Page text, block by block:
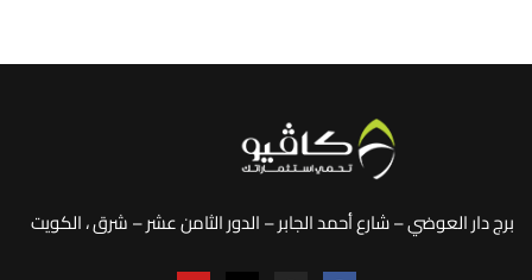
برج دار العوضي – شارع أحمد الجابر – الدور الثامن عشر – شرق ، الكويت